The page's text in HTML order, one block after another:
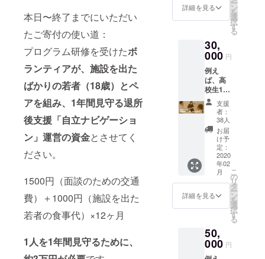
本日〜終了までにいただい
たご寄付の使い道：
プログラム研修を受けたボ
ランティアが、施設を出た
ばかりの若者（18歳）とペ
アを組み、1年間見守る退所
後支援「自立ナビゲーショ
ン」運営の資金とさせてく
ださい。
1500円（面談のための交通
費）＋1000円（施設を出た
若者の食事代）×12ヶ月
1人を1年間見守るために、
継続し
て行う
ことが
す。 ◉お
礼の
メール ◉
寄付金
控除用
領収書
のご送
付 ◉ブ
リッジ
フォー
スマイ
ルス
テッ
カーの
ご送付
詳細を見る ー
ン
を
選
択
す
る
30,
000 円
例え
ば、高
校生1人
に、2ド
アの冷
蔵庫を
プレゼ
ントす
ること
ができ
ます。 ◉
お礼の
メール ◉
寄付金
控除用
領収書
付 ◉ブ
リッジ
フォー
支援
者：
38人
お届
け予
定：
2020
年02
月
詳細を見る
こ
の
リ
タ
ー
ン
を
選
択
す
る
50,
000 円